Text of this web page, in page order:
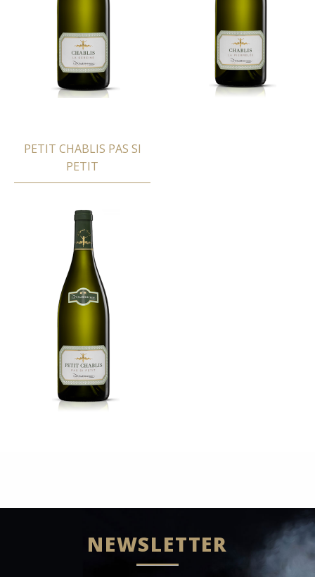
PETIT CHABLIS PAS SI
PETIT
NEWSLETTER